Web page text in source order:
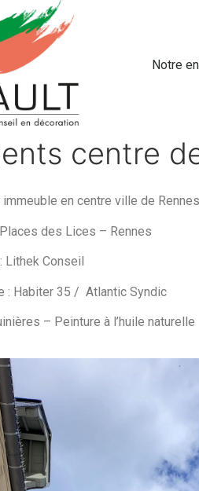
Notre
centre
immeuble en centre ville de
des Lices – Rennes
Lithek Conseil
: Habiter 35 / Atlantic Syndic
– Peinture à l’huile naturelle